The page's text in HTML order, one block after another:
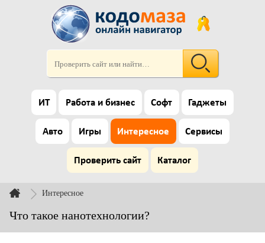
ИТ Работа и бизнес Софт Гаджеты
Авто Игры Интересное Сервисы
Проверить сайт Каталог
Интересное
Что такое нанотехнологии?